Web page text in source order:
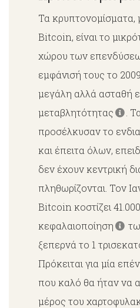
Τα κρυπτονομίσματα,
Bitcoin, είναι το
χώρου των
εμφάνισή τους το
μεγάλη αλλά ασταθή
μεταβλητότητας
.
προσέλκυσαν το
και έπειτα όλων,
δεν έχουν κεντρική
πληθωρίζονται. Τον
Bitcoin κοστίζει
κεφαλαιοποίηση
ξεπερνά το 1
Πρόκειται για μία
που καλό θα ήταν να
μέρος του